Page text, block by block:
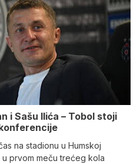
i Sašu Ilića – Tobol stoji
na stadionu u Humskoj
prvom meču trećeg kola